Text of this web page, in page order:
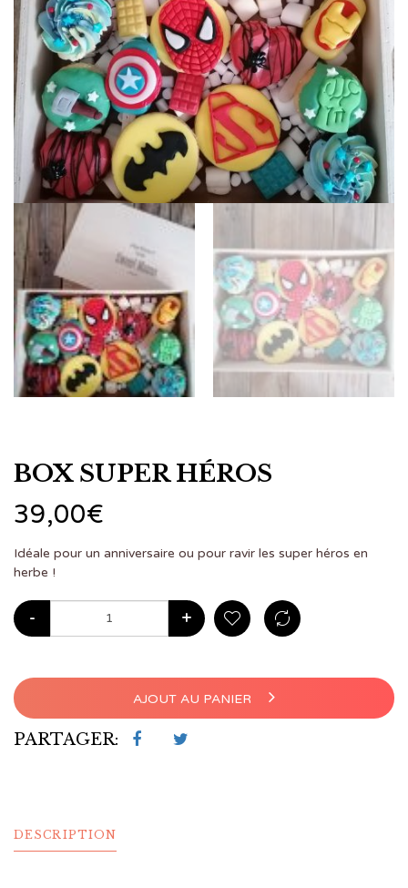
BOX SUPER HÉROS
39,00€
Idéale pour un anniversaire ou pour ravir les super héros en
herbe !
- +
AJOUT AU PANIER
PARTAGER:
DESCRIPTION